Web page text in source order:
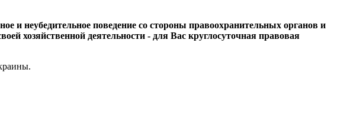
и неубедительное поведение со стороны правоохранительных органов и
хозяйственной деятельности - для Вас круглосуточная правовая